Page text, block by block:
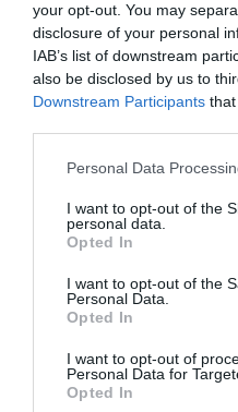
your opt-out. You may
disclosure of your personal
IAB’s list of downstream
also be disclosed by us to
Downstream Participants
Personal Data
I want to opt-out of the
personal data.
Opted In
I want to opt-out of the
Personal Data.
Opted In
I want to opt-out of
Personal Data for
Opted In
Θέατρο Άλσος ΔΕΗ
Eισιτήρια:
Πληροφορίες /
Τηλ.: 210-8227471 &
μάθετε πρώτοι όλες τις
Πολιτισμό στο